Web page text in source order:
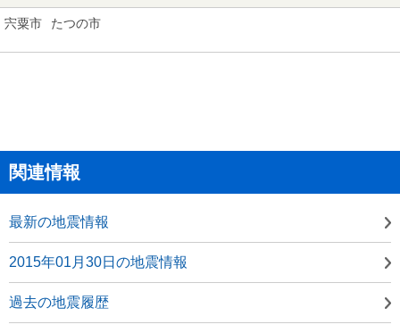
宍粟市 たつの市
関連情報
最新の地震情報
2015年01月30日の地震情報
過去の地震履歴